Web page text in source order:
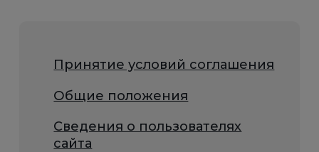
Принятие условий соглашения
Общие положения
Сведения о пользователях
сайта